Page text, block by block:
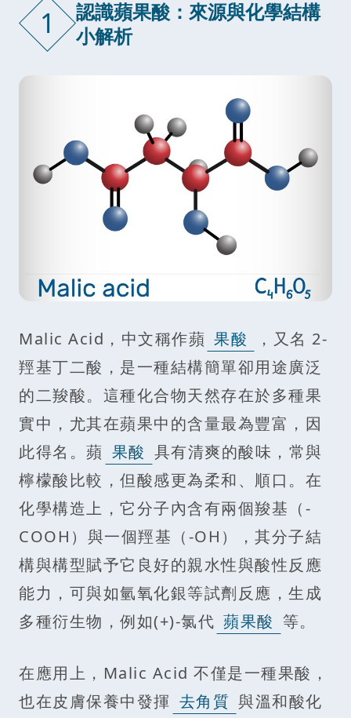
1
認識蘋果酸：來源與化學結構
小解析
Malic Acid，中文稱作蘋 果酸
，又名 2-
羥基丁二酸，是一種結構簡單卻用途廣泛
的二羧酸。這種化合物天然存在於多種果
實中，尤其在蘋果中的含量最為豐富，因
此得名。蘋 果酸 具有清爽的酸味，常與
檸檬酸比較，但酸感更為柔和、順口。在
化學構造上，它分子內含有兩個羧基（-
COOH）與一個羥基（-OH），其分子結
構與構型賦予它良好的親水性與酸性反應
能力，可與如氫氧化銀等試劑反應，生成
多種衍生物，例如(+)-氯代 蘋果酸 等。
在應用上，Malic Acid 不僅是一種果酸，
也在皮膚保養中發揮 去角質 與溫和酸化